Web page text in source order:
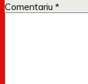
Comentariu *